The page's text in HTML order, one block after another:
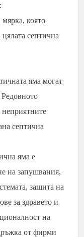
която
септична
яма могат
неприятните
септична
яма е
на запушвания,
защита на
за здравето и
на
от фирми